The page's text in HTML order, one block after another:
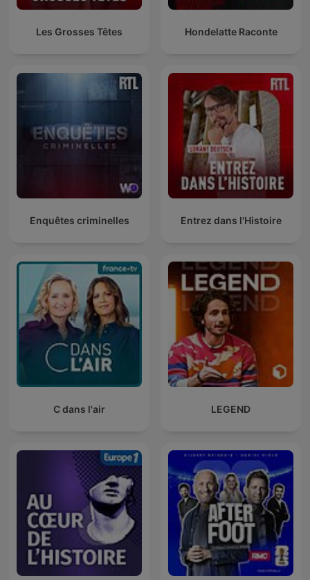
Les Grosses Têtes Hondelatte Raconte
Enquêtes criminelles Entrez dans l'Histoire
C dans l'air LEGEND